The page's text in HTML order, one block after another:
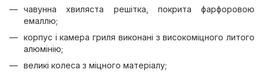
чавунна хвиляста решітка, покрита фарфоровою
емаллю;
корпус і камера гриля виконані з високоміцного литого
алюмінію;
великі колеса з міцного матеріалу;